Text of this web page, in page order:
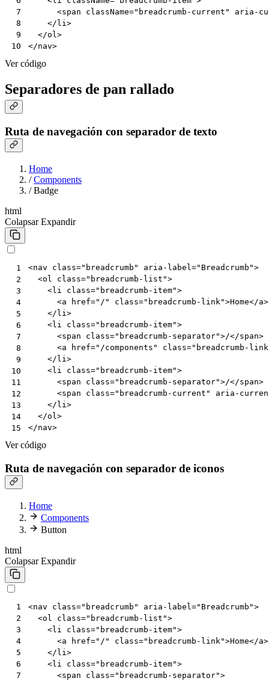
7
8
9
10
<span className="breadcrumb-current"
aria-
</li >
</ol >
</nav>
Ver código
Separadores de pan rallado
Ruta de navegación con separador de texto
Home
/ Components
/ Badge
html
Colapsar Expandir
1
2
3
4
5
6
7
8
9
10
11
12
13
14
15
<nav class="breadcrumb" aria-label="Breadcrumb">
<ol class="breadcrumb-list">
<li class="breadcrumb-item">
<a href="/" class="breadcrumb-link">Home</a>
</ li>
<li class="breadcrumb-item">
<span class="breadcrumb-separator">/</span>
<a href="/components" class="breadcrumb-
</ li>
<li class="breadcrumb-item">
<span class="breadcrumb-separator">/</span>
<span class="breadcrumb-current"
aria-
</ li>
</ol>
</nav>
Ver código
Ruta de navegación con separador de iconos
Home
Components
Button
html
Colapsar Expandir
1
2
3
4
5
6
7
<nav class="breadcrumb" aria-label ="Breadcrumb">
<ol class="breadcrumb-list">
<li class="breadcrumb-item">
<a href="/" class="breadcrumb-link">Home</a>
</li >
<li class="breadcrumb-item">
<span class="breadcrumb-separator">